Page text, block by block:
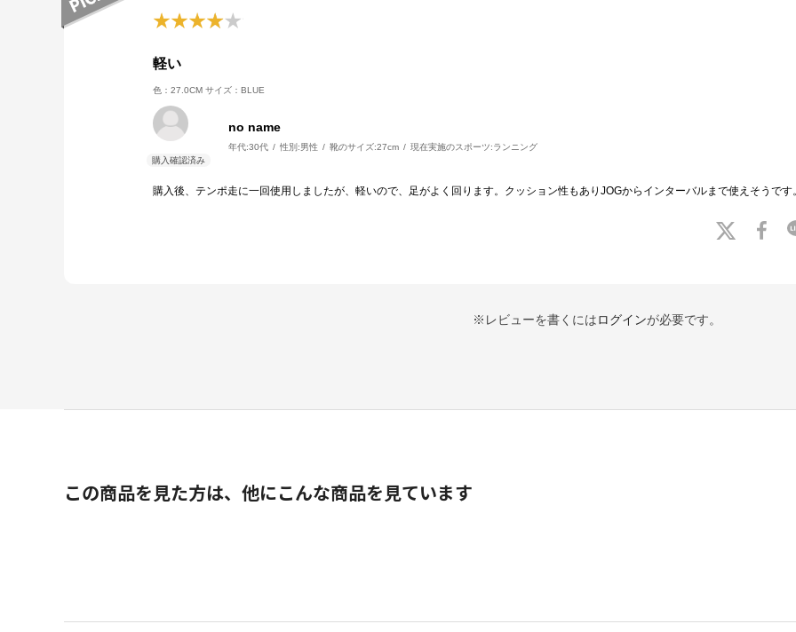
軽い
色：27.0CM サイズ：BLUE
no name
年代:30代 性別:男性 靴のサイズ:27cm 現在実施のスポーツ:ランニング
購入後、テンポ走に一回使用しましたが、軽いので、足がよく回ります。クッション性もありJOGからインターバルまで使えそうです。
※レビューを書くにはログインが必要です。
この商品を見た方は、他にこんな商品を見ています